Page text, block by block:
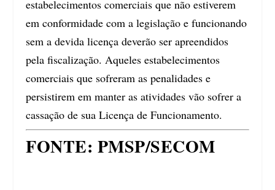
estabelecimentos comerciais que não estiverem
em conformidade com a legislação e funcionando
sem a devida licença deverão ser apreendidos
pela fiscalização. Aqueles estabelecimentos
comerciais que sofreram as penalidades e
persistirem em manter as atividades vão sofrer a
cassação de sua Licença de Funcionamento.
FONTE: PMSP/SECOM